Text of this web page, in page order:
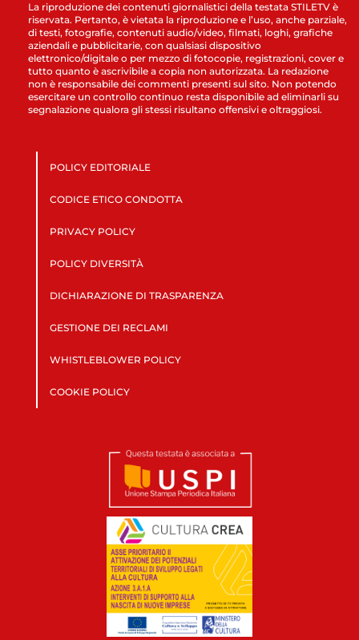
La riproduzione dei contenuti giornalistici della testata STILETV è
riservata. Pertanto, è vietata la riproduzione e l’uso, anche parziale,
di testi, fotografie, contenuti audio/video, filmati, loghi, grafiche
aziendali e pubblicitarie, con qualsiasi dispositivo
elettronico/digitale o per mezzo di fotocopie, registrazioni, cover e
tutto quanto è ascrivibile a copia non autorizzata. La redazione
non è responsabile dei commenti presenti sul sito. Non potendo
esercitare un controllo continuo resta disponibile ad eliminarli su
segnalazione qualora gli stessi risultano offensivi e oltraggiosi.
POLICY EDITORIALE
CODICE ETICO CONDOTTA
PRIVACY POLICY
POLICY DIVERSITÀ
DICHIARAZIONE DI TRASPARENZA
GESTIONE DEI RECLAMI
WHISTLEBLOWER POLICY
COOKIE POLICY